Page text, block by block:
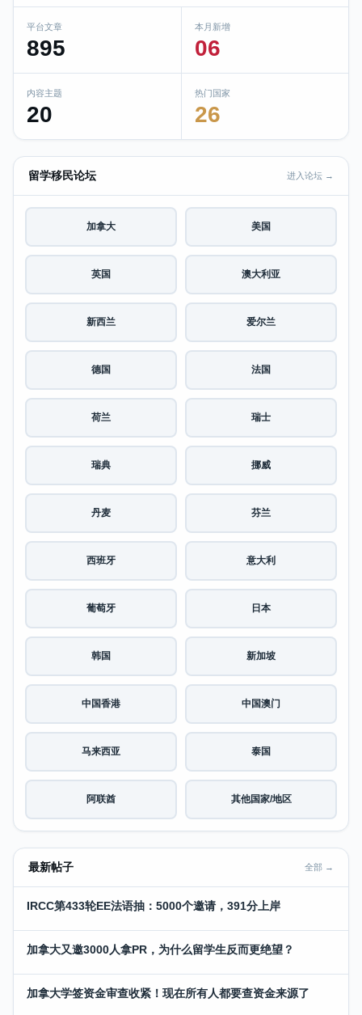
平台文章
895
本月新增
06
内容主题
20
热门国家
26
留学移民论坛 进入论坛 →
加拿大 美国
英国 澳大利亚
新西兰 爱尔兰
德国 法国
荷兰 瑞士
瑞典 挪威
丹麦 芬兰
西班牙 意大利
葡萄牙 日本
韩国 新加坡
中国香港 中国澳门
马来西亚 泰国
阿联酋 其他国家/地区
最新帖子 全部 →
IRCC第433轮EE法语抽：5000个邀请，391分上岸
加拿大又邀3000人拿PR，为什么留学生反而更绝望？
加拿大学签资金审查收紧！现在所有人都要查资金来源了